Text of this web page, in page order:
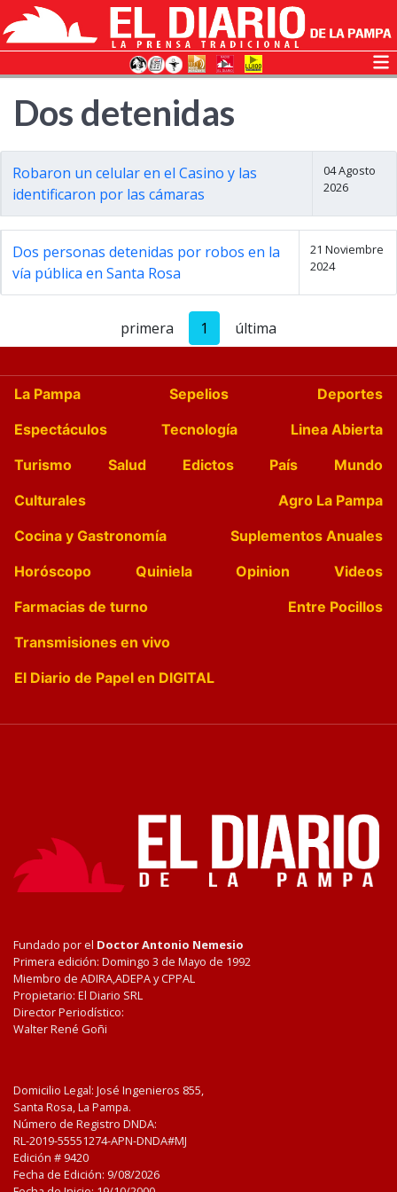
Dos detenidas
Robaron un celular en el Casino y las
identificaron por las cámaras
04 Agosto
2026
Dos personas detenidas por robos en la
vía pública en Santa Rosa
21 Noviembre
2024
primera 1 última
La Pampa Sepelios
Deportes
Espectáculos
Tecnología
Linea Abierta
Turismo
Salud Edictos País
Mundo
Culturales
Agro La Pampa
Cocina y Gastronomía
Suplementos Anuales
Horóscopo
Quiniela Opinion
Videos
Farmacias de turno
Entre Pocillos
Transmisiones en vivo
El Diario de Papel en DIGITAL
Fundado por el Doctor Antonio Nemesio
Primera edición: Domingo 3 de Mayo de 1992
Miembro de ADIRA,ADEPA y CPPAL
Propietario: El Diario SRL
Director Periodístico:
Walter René Goñi
Domicilio Legal: José Ingenieros 855,
Santa Rosa, La Pampa.
Número de Registro DNDA:
RL-2019-55551274-APN-DNDA#MJ
Edición # 9420
Fecha de Edición: 9/08/2026